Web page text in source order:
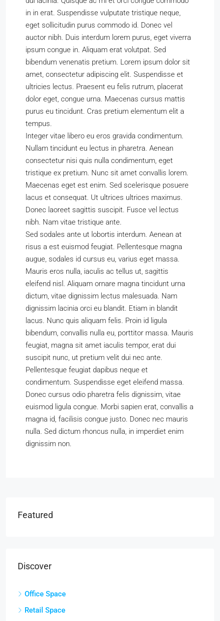
in in erat. Suspendisse vulputate tristique neque,
eget sollicitudin purus commodo id. Donec vel
auctor nibh. Duis interdum lorem purus, eget viverra
ipsum congue in. Aliquam erat volutpat. Sed
bibendum venenatis pretium. Lorem ipsum dolor sit
amet, consectetur adipiscing elit. Suspendisse et
ultricies lectus. Praesent eu felis rutrum, placerat
dolor eget, congue urna. Maecenas cursus mattis
purus eu tincidunt. Cras pretium elementum elit a
tempus.
Integer vitae libero eu eros gravida condimentum.
Nullam tincidunt eu lectus in pharetra. Aenean
consectetur nisi quis nulla condimentum, eget
tristique ex pretium. Nunc sit amet convallis lorem.
Maecenas eget est enim. Sed scelerisque posuere
lacus et consequat. Ut ultrices ultrices maximus.
Donec laoreet sagittis suscipit. Fusce vel lectus
nibh. Nam vitae tristique ante.
Sed sodales ante ut lobortis interdum. Aenean at
risus a est euismod feugiat. Pellentesque magna
augue, sodales id cursus eu, varius eget massa.
Mauris eros nulla, iaculis ac tellus ut, sagittis
eleifend nisl. Aliquam ornare magna tincidunt urna
dictum, vitae dignissim lectus malesuada. Nam
dignissim lacinia orci eu blandit. Etiam in blandit
lacus. Nunc quis aliquam felis. Proin id ligula
bibendum, convallis nulla eu, porttitor massa. Mauris
feugiat, magna sit amet iaculis tempor, erat dui
suscipit nunc, ut pretium velit dui nec ante.
Pellentesque feugiat dapibus neque et
condimentum. Suspendisse eget eleifend massa.
Donec cursus odio pharetra felis dignissim, vitae
euismod ligula congue. Morbi sapien erat, convallis a
magna id, facilisis congue justo. Donec nec mauris
nulla. Sed dictum rhoncus nulla, in imperdiet enim
dignissim non.
Featured
Discover
Office Space
Retail Space